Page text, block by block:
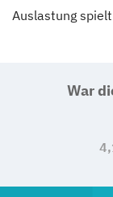
Auslastung
War